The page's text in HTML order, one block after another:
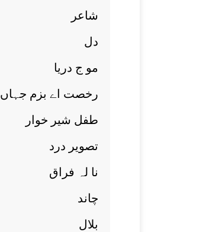
شاعر
دل
مو ج دريا
رخصت اے بزم جہاں
طفل شير خوار
تصوير درد
نا لہ فراق
چاند
بلال